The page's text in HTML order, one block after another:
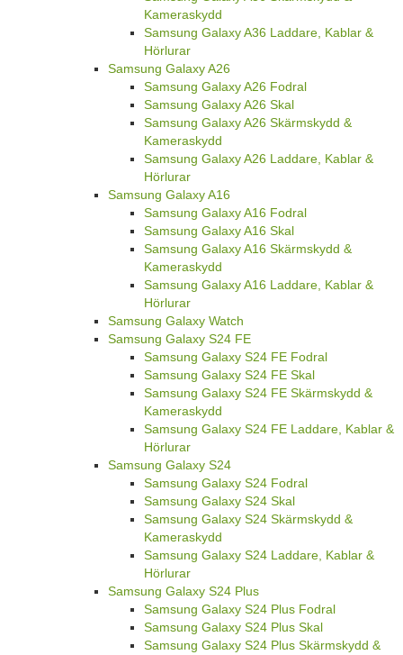
Kameraskydd
Samsung Galaxy A36 Laddare, Kablar &
Hörlurar
Samsung Galaxy A26
Samsung Galaxy A26 Fodral
Samsung Galaxy A26 Skal
Samsung Galaxy A26 Skärmskydd &
Kameraskydd
Samsung Galaxy A26 Laddare, Kablar &
Hörlurar
Samsung Galaxy A16
Samsung Galaxy A16 Fodral
Samsung Galaxy A16 Skal
Samsung Galaxy A16 Skärmskydd &
Kameraskydd
Samsung Galaxy A16 Laddare, Kablar &
Hörlurar
Samsung Galaxy Watch
Samsung Galaxy S24 FE
Samsung Galaxy S24 FE Fodral
Samsung Galaxy S24 FE Skal
Samsung Galaxy S24 FE Skärmskydd &
Kameraskydd
Samsung Galaxy S24 FE Laddare, Kablar &
Hörlurar
Samsung Galaxy S24
Samsung Galaxy S24 Fodral
Samsung Galaxy S24 Skal
Samsung Galaxy S24 Skärmskydd &
Kameraskydd
Samsung Galaxy S24 Laddare, Kablar &
Hörlurar
Samsung Galaxy S24 Plus
Samsung Galaxy S24 Plus Fodral
Samsung Galaxy S24 Plus Skal
Samsung Galaxy S24 Plus Skärmskydd &